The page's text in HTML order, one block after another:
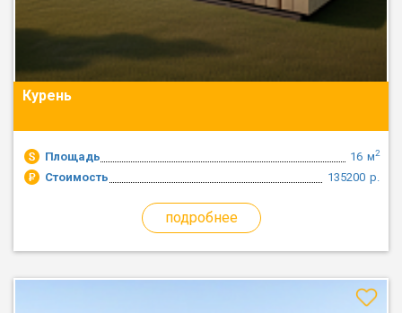
Курень
Площадь м2
16
Стоимость
р.
135200
подробнее